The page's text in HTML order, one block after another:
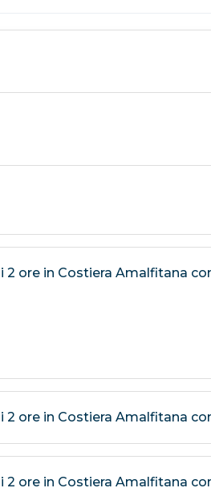
ore in Costiera Amalfitana
2 ore in Costiera Amalfitana
2 ore in Costiera Amalfitana